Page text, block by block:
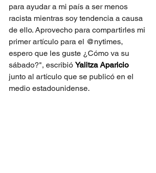
para ayudar a mi país a ser menos
racista mientras soy tendencia a causa
de ello. Aprovecho para compartirles mi
primer artículo para el @nytimes,
espero que les guste ¿Cómo va su
sábado?", escribió Yalitza Aparicio
junto al artículo que se publicó en el
medio estadounidense.